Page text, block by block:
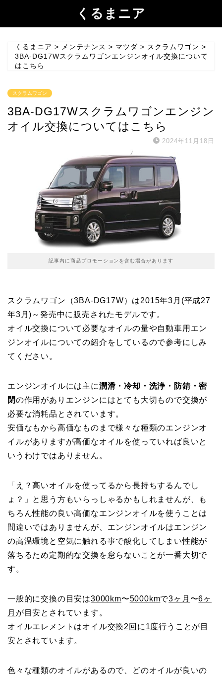
くるまニア
くるまニア > メンテナンス > マツダ > スクラムワゴン >
3BA-DG17Wスクラムワゴンエンジンオイル交換について
はこちら
スクラムワゴン
3BA-DG17Wスクラムワゴンエンジン
オイル交換についてはこちら
2024年11月18日
記事内に商品プロモーションを含む場合があります
スクラムワゴン（3BA-DG17W）は2015年3月(平成27
年3月)～発売中に販売されたモデルです。
オイル交換について必要なオイルの量や自動車用エン
ジンオイルについての紹介をしているので参考にしみ
てください。
エンジンオイルには主に潤滑・冷却・洗浄・防錆・密
閉の作用がありエンジンにはとても大切もので交換が
必要な消耗品とされています。
安価なもから高価なものまで様々な種類のエンジンオ
イルがありますが高価なオイルを使っていれば良いと
いうわけではありません。
「え？高いオイルを使ってるから長持ちするんでし
ょ？」と思う方もいらっしゃるかもしれませんが、も
ちろん性能の良い高価なエンジンオイルを使うことは
間違いではありませんが、エンジンオイルはエンジン
の高温環境と空気に触れる事で酸化してしまい性能が
落ちるため定期的な交換を怠らないことが一番大切で
す。
一般的に交換の目安は3000km〜5000kmで3ヶ月 〜6ヶ
月 が目安とされています。
オイルエレメントはオイル交換2回に1度行うことが目
安とされています。
色々な種類のオイルがあるので、どのオイルが良いの